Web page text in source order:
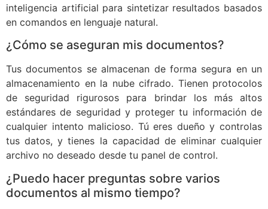
inteligencia artificial para sintetizar resultados basados
en comandos en lenguaje natural.
¿Cómo se aseguran mis documentos?
Tus documentos se almacenan de forma segura en un
almacenamiento en la nube cifrado. Tienen protocolos
de seguridad rigurosos para brindar los más altos
estándares de seguridad y proteger tu información de
cualquier intento malicioso. Tú eres dueño y controlas
tus datos, y tienes la capacidad de eliminar cualquier
archivo no deseado desde tu panel de control.
¿Puedo hacer preguntas sobre varios
documentos al mismo tiempo?